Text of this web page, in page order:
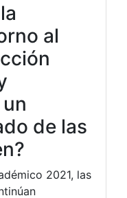
al
de las
2021, las